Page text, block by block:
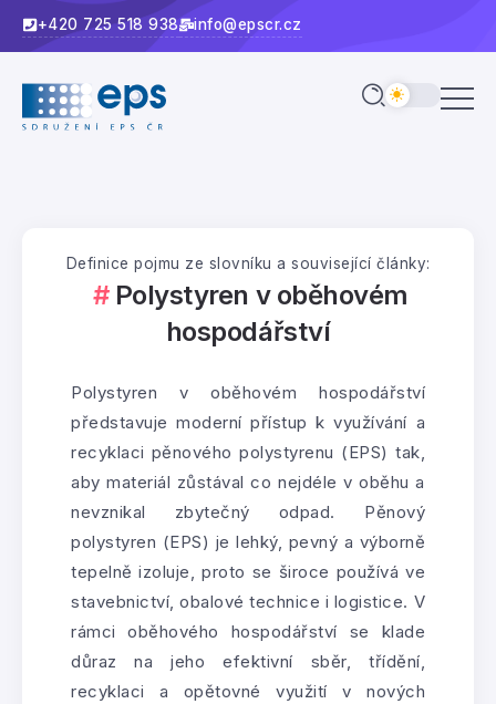
+420 725 518 938 info@epscr.cz
Definice pojmu ze slovníku a související články:
Polystyren v oběhovém
hospodářství
Polystyren v oběhovém hospodářství
představuje moderní přístup k využívání a
recyklaci pěnového polystyrenu (EPS) tak,
aby materiál zůstával co nejdéle v oběhu a
nevznikal zbytečný odpad. Pěnový
polystyren (EPS) je lehký, pevný a výborně
tepelně izoluje, proto se široce používá ve
stavebnictví, obalové technice i logistice. V
rámci oběhového hospodářství se klade
důraz na jeho efektivní sběr, třídění,
recyklaci a opětovné využití v nových